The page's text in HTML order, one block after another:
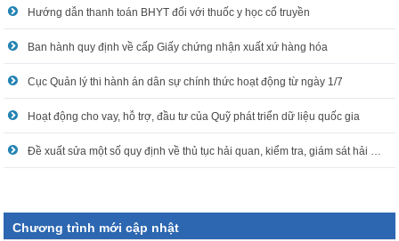
Hướng dẫn thanh toán BHYT đối với thuốc y học cổ truyền
Ban hành quy định về cấp Giấy chứng nhận xuất xứ hàng hóa
Cục Quản lý thi hành án dân sự chính thức hoạt động từ ngày 1/7
Hoạt động cho vay, hỗ trợ, đầu tư của Quỹ phát triển dữ liệu quốc gia
Chương trình mới cập nhật